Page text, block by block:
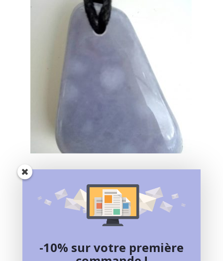
45,00€
Ajouter au panier
-10% sur votre première